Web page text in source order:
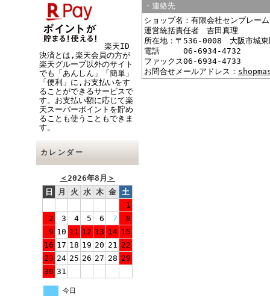
楽天ID
決済とは,楽天会員の方が
楽天グループ以外のサイト
でも「あんしん」「簡単」
「便利」に,お支払いをす
ることができるサービスで
す。お支払い額に応じて楽
天スーパーポイントを貯め
ることも使うこともできま
す。
カレンダー
＜2026年8月 ＞
日
月 火 水 木 金 土
1
2
3 4 5 6 7
8
9 10 11 12 13 14 15
16 17 18 19 20 21 22
23 24 25 26 27 28 29
30 31
今日
・連絡先
ショップ名：有限会社センプレーム
運営統括責任者 吉田真理
所在地：〒536-0008 大阪市城
電話 06-6934-4732
ファックス06-6934-4733
お問合せメールアドレス：